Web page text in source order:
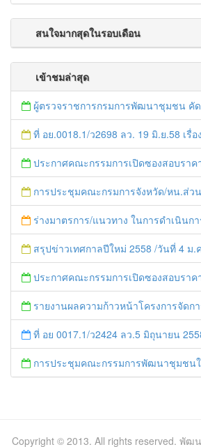
สนใจมากสุดในรอบเดือน
เข้าชมล่าสุด
ผู้ตรวจราชการกรมการพัฒนาชุมชน คัดเลือกข้าราชการและลูกจ้างดีเด่น และหน่วยงานพัฒนาชุมชนใสสะอาด ประจำปี ๒
ที่ อย.0018.1/ว2698 ลว. 19 มิ.ย.58 เรื่อง การแก้ไขปัญหาหนี้สินให้แก่เกษ
ประกาศคณะกรรมการเปิดซองสอบราค
การประชุมคณะกรมการจังหวัด/หน.ส่วนราชการประจำเดือน มิถุนายน
ร่างมาตรการ/แนวทาง ในการดำเนินการประกอบการตรวจราชการแบบบูรณาก
สรุปข่าวเทศกาลปีใหม่ 2558 /วันที่ 4 ม.ค
ประกาศคณะกรรมการเปิดซองสอบราค
รายงานผลความก้าวหน้าโครงการจัดการแก้ไขปัญหาขยะ สัปดาห์ที่
ที่ อย 0017.1/ว2424 ลว.5 มิถุนายน 2558 เรื่อง แจ้งกำหนดตรวจประเมินและให้คะแนนหน่วยงานที่สมัครเข้าร่วมโครงการพัฒนาหน่วยงานต้นแบบในการจัดตั้งศูนย์ข้อมูลข่าวสารของราชการฯ ประจำปีงบประมาณ พ.
การประชุมคณะกรรมการพัฒนาชุมชนในพื้นที่รอบโรงไฟฟ้า (คพรฟ.) ครั้งที่ 2/2558 กองทุนพัฒนาไฟฟ้าบริษัท โรจนะเพา
Copyright © 2013. All rights reserved. พั